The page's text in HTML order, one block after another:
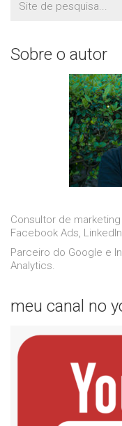
Sobre o autor
Consultor de
Facebook Ads,
Parceiro do Google e
Analytics.
meu canal no